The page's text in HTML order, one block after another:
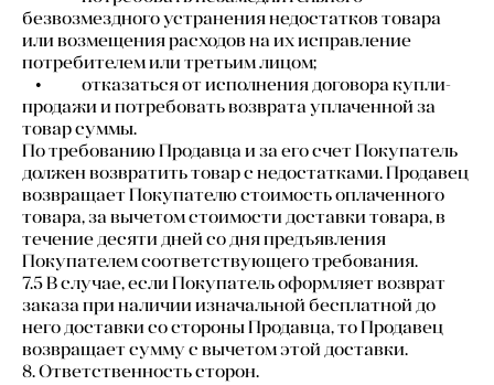
безвозмездного устранения недостатков товара
или возмещения расходов на их исправление
потребителем или третьим лицом;
• отказаться от исполнения договора купли-
продажи и потребовать возврата уплаченной за
товар суммы.
По требованию Продавца и за его счет Покупатель
должен возвратить товар с недостатками. Продавец
возвращает Покупателю стоимость оплаченного
товара, за вычетом стоимости доставки товара, в
течение десяти дней со дня предъявления
Покупателем соответствующего требования.
7.5 В случае, если Покупатель оформляет возврат
заказа при наличии изначальной бесплатной до
него доставки со стороны Продавца, то Продавец
возвращает сумму с вычетом этой доставки.
8. Ответственность сторон.